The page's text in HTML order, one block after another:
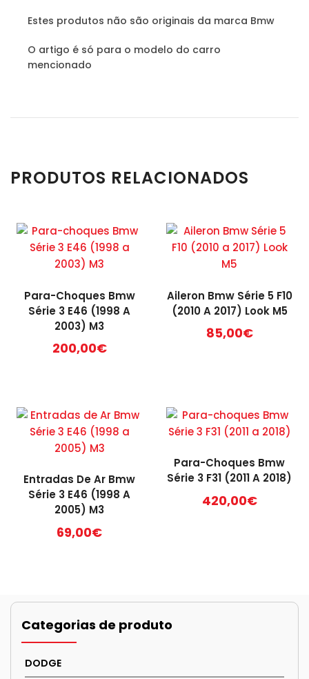
Estes produtos não são originais da marca Bmw
O artigo é só para o modelo do carro
mencionado
PRODUTOS RELACIONADOS
Para-Choques Bmw
Série 3 E46 (1998 A
2003) M3
200,00€
Aileron Bmw Série 5 F10
(2010 A 2017) Look M5
85,00€
Entradas De Ar Bmw
Série 3 E46 (1998 A
2005) M3
69,00€
Para-Choques Bmw
Série 3 F31 (2011 A 2018)
420,00€
Categorias de produto
DODGE